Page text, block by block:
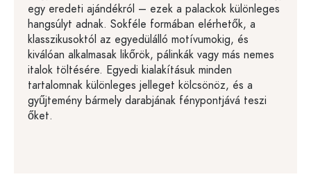
egy eredeti ajándékról – ezek a palackok különleges
hangsúlyt adnak. Sokféle formában elérhetők, a
klasszikusoktól az egyedülálló motívumokig, és
kiválóan alkalmasak likőrök, pálinkák vagy más nemes
italok töltésére. Egyedi kialakításuk minden
tartalomnak különleges jelleget kölcsönöz, és a
gyűjtemény bármely darabjának fénypontjává teszi
őket.